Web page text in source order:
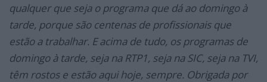
qualquer que seja o programa que dá ao domingo à
tarde, porque são centenas de profissionais que
estão a trabalhar. E acima de tudo, os programas de
domingo à tarde, seja na RTP1, seja na SIC, seja na TVI,
têm rostos e estão aqui hoje, sempre. Obrigada por